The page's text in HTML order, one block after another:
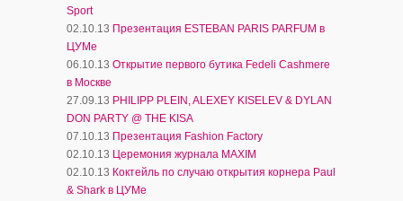
Sport
02.10.13 Презентация ESTEBAN PARIS PARFUM в
ЦУМе
06.10.13 Открытие первого бутика Fedeli Cashmere
в Москве
27.09.13 PHILIPP PLEIN, ALEXEY KISELEV & DYLAN
DON PARTY @ THE KISA
07.10.13 Презентация Fashion Factory
02.10.13 Церемония журнала MAXIM
02.10.13 Коктейль по случаю открытия корнера Paul
& Shark в ЦУМе